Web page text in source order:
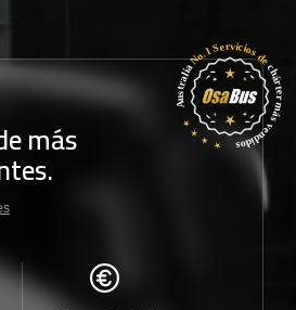
más